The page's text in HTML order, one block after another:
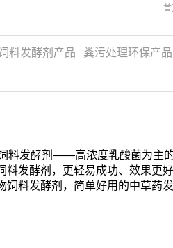
首
料发酵剂产品 粪污处理环保产品
料发酵剂——高浓度乳酸菌为主
料发酵剂，更轻易成功、效果更
饲料发酵剂，简单好用的中草药